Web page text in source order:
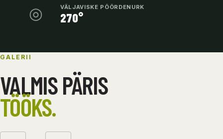
◎ VÄLJAVISKE PÖÖRDENURK
270°
GALERII
VALMIS PÄRIS
TÖÖKS.